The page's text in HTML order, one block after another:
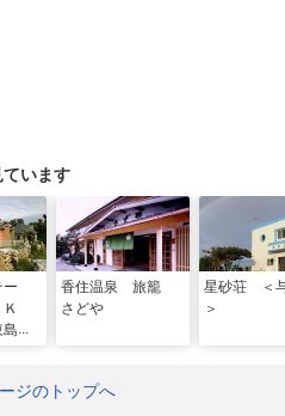
います
＞
香住温泉 旅籠
さどや
星砂荘 ＜
＞
ジのトップへ